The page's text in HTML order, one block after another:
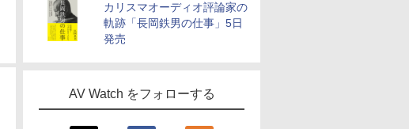
カリスマオーディオ評論家の
軌跡「長岡鉄男の仕事」5日
発売
AV Watch をフォローする